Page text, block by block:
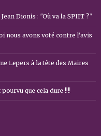
Dionis : "Où va la SPIIT ?"
nous avons voté contre l'avis
Lepers à la tête des Maires
que cela dure !!!!